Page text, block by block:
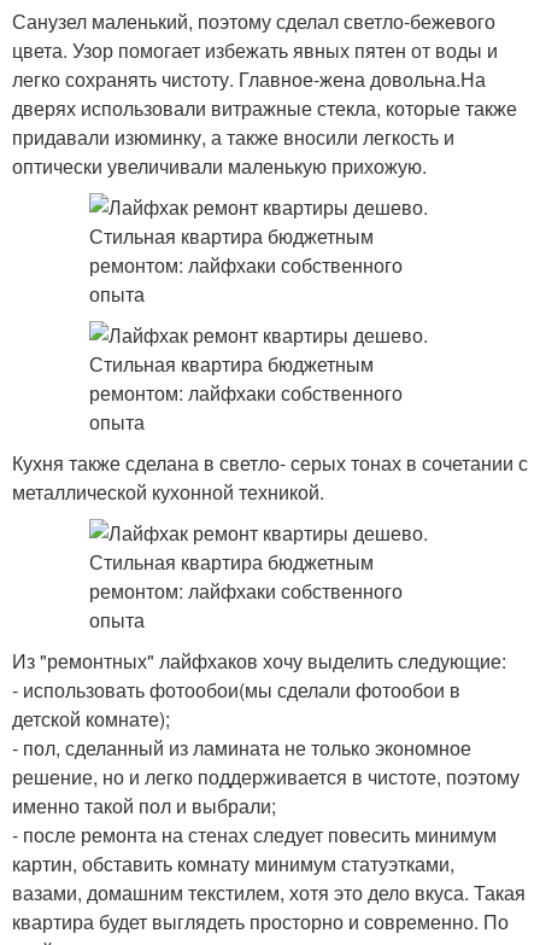
Санузел маленький, поэтому сделал светло-бежевого
цвета. Узор помогает избежать явных пятен от воды и
легко сохранять чистоту. Главное-жена довольна.На
дверях использовали витражные стекла, которые также
придавали изюминку, а также вносили легкость и
оптически увеличивали маленькую прихожую.
Кухня также сделана в светло- серых тонах в сочетании с
металлической кухонной техникой.
Из "ремонтных" лайфхаков хочу выделить следующие:
- использовать фотообои(мы сделали фотообои в
детской комнате);
- пол, сделанный из ламината не только экономное
решение, но и легко поддерживается в чистоте, поэтому
именно такой пол и выбрали;
- после ремонта на стенах следует повесить минимум
картин, обставить комнату минимум статуэтками,
вазами, домашним текстилем, хотя это дело вкуса. Такая
квартира будет выглядеть просторно и современно. По